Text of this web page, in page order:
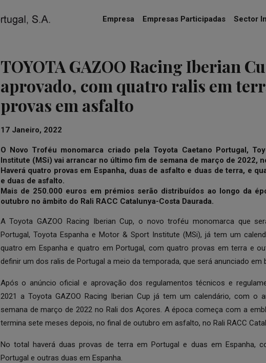
Empresa Empresas Participadas Sector
TOYOTA GAZOO Racing Iberian
aprovado, com quatro ralis em
provas em asfalto
17 Janeiro, 2022
O Novo Troféu monomarca criado pela Toyota Caetano Portugal,
Institute (MSi) vai arrancar no último fim de semana de março de 2022,
Haverá quatro provas em Espanha, duas de asfalto e duas de terra, e
e duas de asfalto.
Mais de 250.000 euros em prémios serão distribuídos ao longo da
outubro no âmbito do Rali RACC Catalunya-Costa Daurada.
A Toyota GAZOO Racing Iberian Cup, o novo troféu monomarca que
Portugal, Toyota Espanha e Motor & Sport Institute (MSi), já tem um
quatro em Espanha e quatro em Portugal, com quatro provas em terra e
definir um dos ralis de Portugal a meio da temporada, que será anunciado em
Após o anúncio oficial e aprovação dos regulamentos técnicos e
2021 a Toyota GAZOO Racing Iberian Cup já tem um calendário, com o
semana de março de 2022 no Rali dos Açores. A época começa com a
termina sete meses depois, no final de outubro em asfalto, no Rali RACC
No total haverá duas provas de terra em Portugal e duas em Espanha,
Portugal e outras duas em Espanha.